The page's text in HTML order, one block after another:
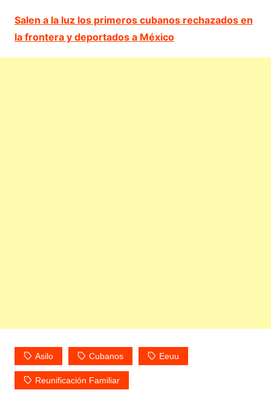
Salen a la luz los primeros cubanos rechazados en
la frontera y deportados a México
Asilo Cubanos Eeuu
Reunificación Familiar